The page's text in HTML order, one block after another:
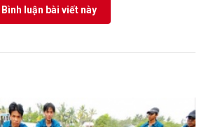
Bình luận bài viết này